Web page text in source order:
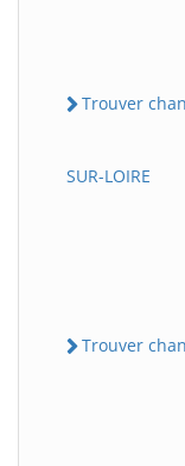
Trouver
SUR-LOIRE
Trouver